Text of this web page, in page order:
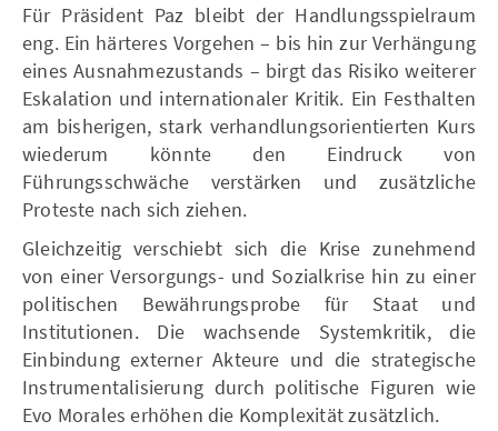
Für Präsident Paz bleibt der Handlungsspielraum
eng. Ein härteres Vorgehen – bis hin zur Verhängung
eines Ausnahmezustands – birgt das Risiko weiterer
Eskalation und internationaler Kritik. Ein Festhalten
am bisherigen, stark verhandlungsorientierten Kurs
wiederum könnte den Eindruck von
Führungsschwäche verstärken und zusätzliche
Proteste nach sich ziehen.
Gleichzeitig verschiebt sich die Krise zunehmend
von einer Versorgungs- und Sozialkrise hin zu einer
politischen Bewährungsprobe für Staat und
Institutionen. Die wachsende Systemkritik, die
Einbindung externer Akteure und die strategische
Instrumentalisierung durch politische Figuren wie
Evo Morales erhöhen die Komplexität zusätzlich.